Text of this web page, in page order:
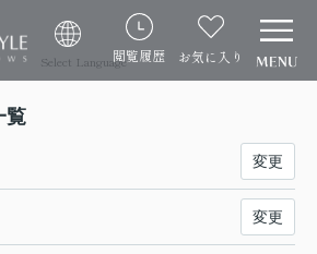
Select Language閲覧履歴 お気に入り
覧
変更
変更